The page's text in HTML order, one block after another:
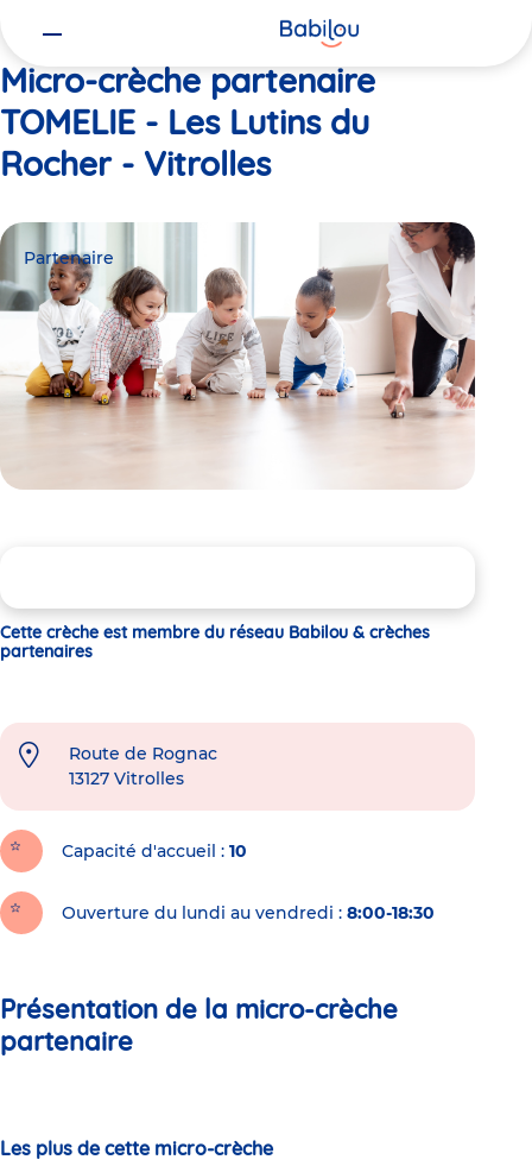
Micro-crèche partenaire
TOMELIE - Les Lutins du
Rocher - Vitrolles
Partenaire
Cette crèche est membre du réseau Babilou & crèches
partenaires
Route de Rognac
13127 Vitrolles
Capacité d'accueil 10
Ouverture du lundi au vendredi : 8:00-18:30
Présentation de la micro-crèche
partenaire
Les plus de cette micro-crèche